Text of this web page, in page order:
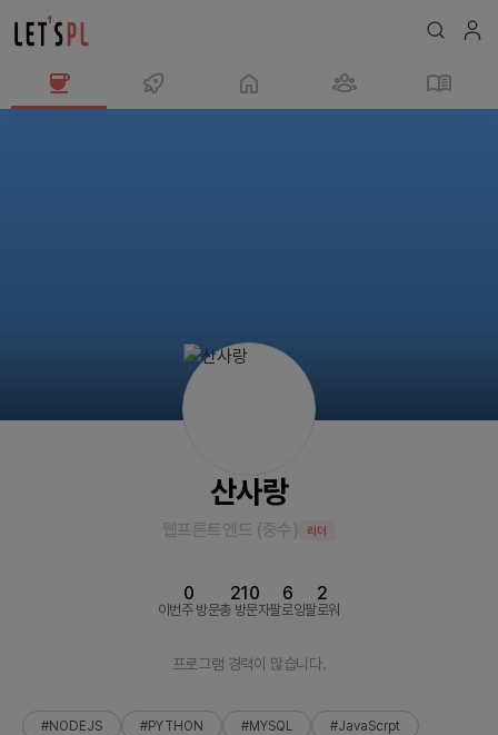
산사랑
웹프론트엔드 (중수) 리더
이번주 방문
0
총 방문자
210
팔로잉
6
팔로워
2
프로그램 경력이 많습니다.
#NODEJS #PYTHON #MYSQL
#JavaScrpt